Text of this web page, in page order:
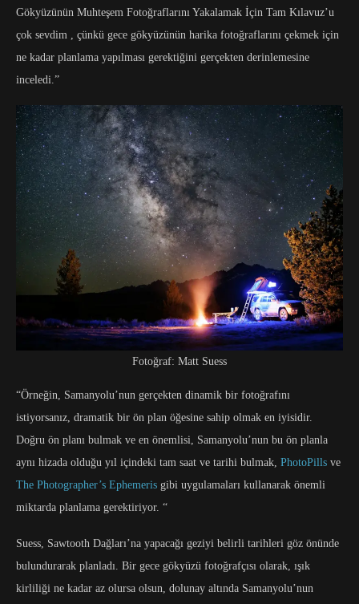
Gökyüzünün Muhteşem Fotoğraflarını Yakalamak İçin Tam Kılavuz’u
çok sevdim , çünkü gece gökyüzünün harika fotoğraflarını çekmek için
ne kadar planlama yapılması gerektiğini gerçekten derinlemesine
inceledi.”
Fotoğraf: Matt Suess
“Örneğin, Samanyolu’nun gerçekten dinamik bir fotoğrafını
istiyorsanız, dramatik bir ön plan öğesine sahip olmak en iyisidir.
Doğru ön planı bulmak ve en önemlisi, Samanyolu’nun bu ön planla
aynı hizada olduğu yıl içindeki tam saat ve tarihi bulmak, PhotoPills ve
The Photographer’s Ephemeris gibi uygulamaları kullanarak önemli
miktarda planlama gerektiriyor. “
Suess, Sawtooth Dağları’na yapacağı geziyi belirli tarihleri ​​göz önünde
bulundurarak planladı. Bir gece gökyüzü fotoğrafçısı olarak, ışık
kirliliği ne kadar az olursa olsun, dolunay altında Samanyolu’nun